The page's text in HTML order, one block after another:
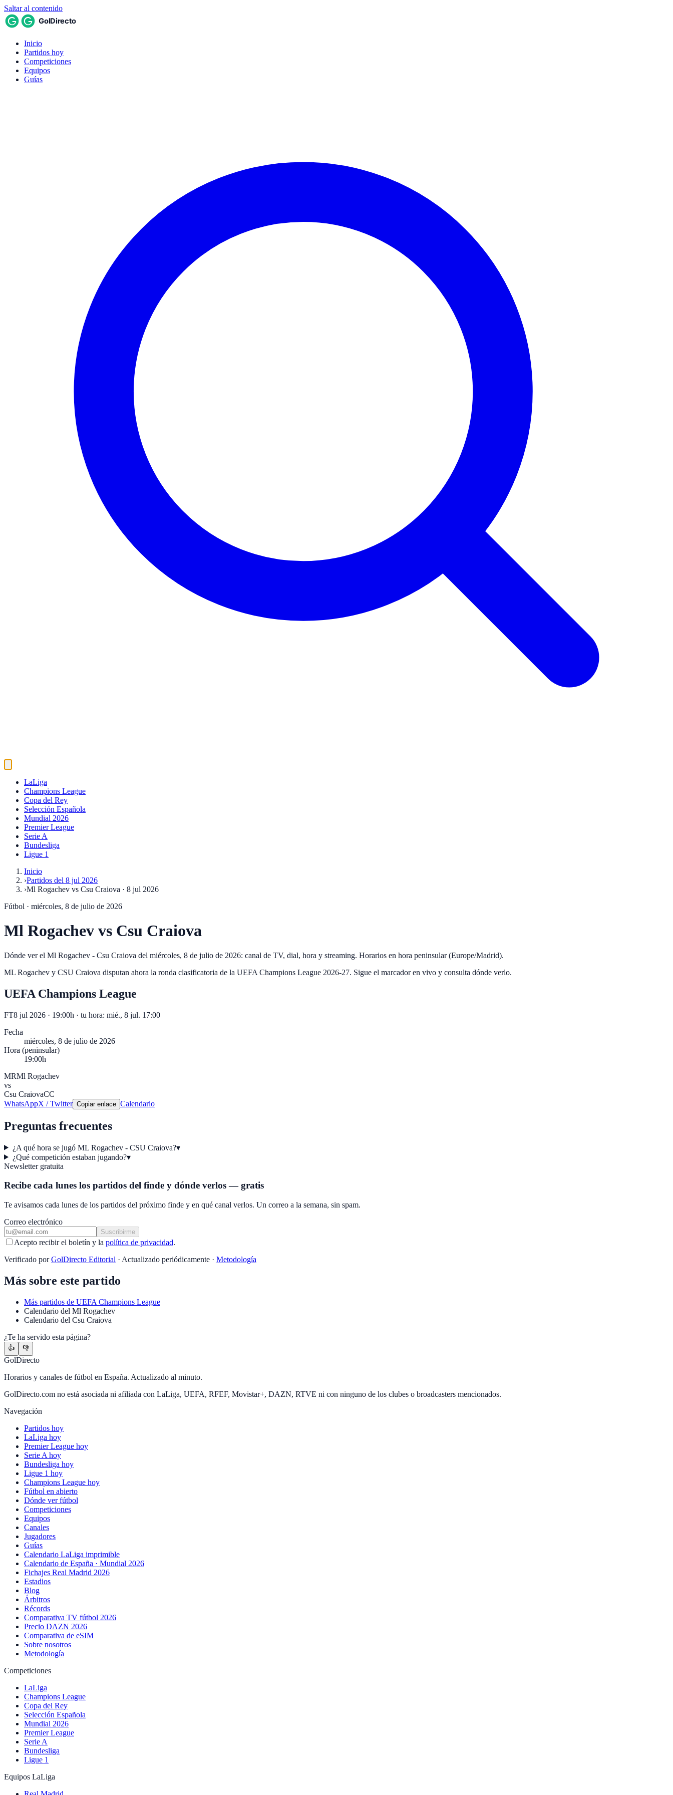
Saltar al contenido
Inicio
Partidos hoy
Competiciones
Equipos
Guías
LaLiga
Champions League
Copa del Rey
Selección Española
Mundial 2026
Premier League
Serie A
Bundesliga
Ligue 1
Inicio
›Partidos del 8 jul 2026
›Ml Rogachev vs Csu Craiova · 8 jul 2026
Fútbol · miércoles, 8 de julio de 2026
Ml Rogachev vs Csu Craiova
Dónde ver el Ml Rogachev - Csu Craiova del miércoles, 8 de julio de 2026: canal de TV, dial, hora y streaming. Horarios en hora peninsular (Europe/Madrid).
ML Rogachev y CSU Craiova disputan ahora la ronda clasificatoria de la UEFA Champions League 2026-27. Sigue el marcador en vivo y consulta dónde verlo.
UEFA Champions League
FT8 jul 2026 · 19:00h · tu hora: mié., 8 jul. 17:00
Fecha
miércoles, 8 de julio de 2026
Hora (peninsular)
19:00h
MRMl Rogachev
vs
Csu CraiovaCC
WhatsAppX / Twitter Copiar enlace Calendario
Preguntas frecuentes
¿A qué hora se jugó ML Rogachev - CSU Craiova?▾
¿Qué competición estaban jugando?▾
Newsletter gratuita
Recibe cada lunes los partidos del finde y dónde verlos — gratis
Te avisamos cada lunes de los partidos del próximo finde y en qué canal verlos. Un correo a la semana, sin spam.
Correo electrónico
Suscribirme
Acepto recibir el boletín y la política de privacidad.
Verificado por GolDirecto Editorial · Actualizado periódicamente · Metodología
Más sobre este partido
Más partidos de UEFA Champions League
Calendario del Ml Rogachev
Calendario del Csu Craiova
¿Te ha servido esta página?
👍 👎
GolDirecto
Horarios y canales de fútbol en España. Actualizado al minuto.
GolDirecto.com no está asociada ni afiliada con LaLiga, UEFA, RFEF, Movistar+, DAZN, RTVE ni con ninguno de los clubes o broadcasters mencionados.
Navegación
Partidos hoy
LaLiga hoy
Premier League hoy
Serie A hoy
Bundesliga hoy
Ligue 1 hoy
Champions League hoy
Fútbol en abierto
Dónde ver fútbol
Competiciones
Equipos
Canales
Jugadores
Guías
Calendario LaLiga imprimible
Calendario de España · Mundial 2026
Fichajes Real Madrid 2026
Estadios
Blog
Árbitros
Récords
Comparativa TV fútbol 2026
Precio DAZN 2026
Comparativa de eSIM
Sobre nosotros
Metodología
Competiciones
LaLiga
Champions League
Copa del Rey
Selección Española
Mundial 2026
Premier League
Serie A
Bundesliga
Ligue 1
Equipos LaLiga